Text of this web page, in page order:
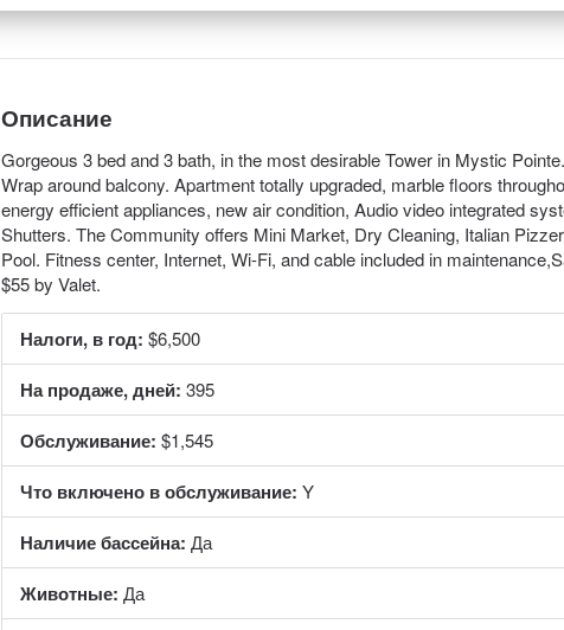
Описание
Gorgeous 3 bed and 3 bath, in the most desirable Tower in Mystic
Wrap around balcony. Apartment totally upgraded, marble floors
energy efficient appliances, new air condition, Audio video integrated
Shutters. The Community offers Mini Market, Dry Cleaning, Italian
Pool. Fitness center, Internet, Wi-Fi, and cable included in
$55 by Valet.
Налоги, в год: $6,500
На продаже, дней: 395
Обслуживание: $1,545
Что включено в обслуживание: Y
Наличие бассейна: Да
Животные: Да